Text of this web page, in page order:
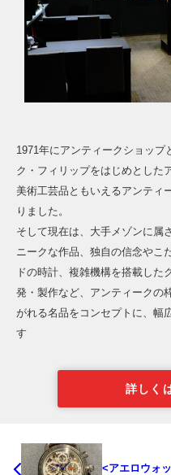
1971年にアンティークショップ
ク・フィリップをはじめとした
美術工芸品ともいえるアンティ
りました。
そして現在は、大手メゾンに属
ニークな作品、独自の信念やこ
ドの時計、複雑機構を搭載した
発・製作など、アンティークの
がれる名品をコンセプトに、幅
す
詳しく
<アエロウォ